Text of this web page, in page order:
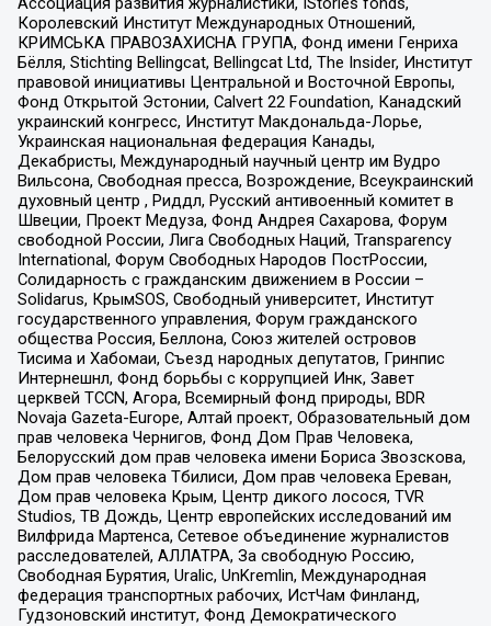
Королевский Институт Международных Отношений,
КРИМСЬКА ПРАВОЗАХИСНА ГРУПА, Фонд имени Генриха
Бёлля, Stichting Bellingcat, Bellingcat Ltd, The Insider, Институт
правовой инициативы Центральной и Восточной Европы,
Фонд Открытой Эстонии, Calvert 22 Foundation, Канадский
украинский конгресс, Институт Макдональда-Лорье,
Украинская национальная федерация Канады,
Декабристы, Международный научный центр им Вудро
Вильсона, Свободная пресса, Возрождение, Всеукраинский
духовный центр , Риддл, Русский антивоенный комитет в
Швеции, Проект Медуза, Фонд Андрея Сахарова, Форум
свободной России, Лига Свободных Наций, Transparеncy
International, Форум Свободных Народов ПостРоссии,
Солидарность с гражданским движением в России –
Solidarus, КрымSOS, Свободный университет, Институт
государственного управления, Форум гражданского
общества Россия, Беллона, Союз жителей островов
Тисима и Хабомаи, Съезд народных депутатов, Гринпис
Интернешнл, Фонд борьбы с коррупцией Инк, Завет
церквей TCCN, Агора, Всемирный фонд природы, BDR
Novaja Gazeta-Europe, Алтай проект, Образовательный дом
прав человека Чернигов, Фонд Дом Прав Человека,
Белорусский дом прав человека имени Бориса Звозскова,
Дом прав человека Тбилиси, Дом прав человека Ереван,
Дом прав человека Крым, Центр дикого лосося, TVR
Studios, ТВ Дождь, Центр европейских исследований им
Вилфрида Мартенса, Сетевое объединение журналистов
расследователей, АЛЛАТРА, За свободную Россию,
Свободная Бурятия, Uralic, UnKremlin, Международная
федерация транспортных рабочих, ИстЧам Финланд,
Гудзоновский институт, Фонд Демократического